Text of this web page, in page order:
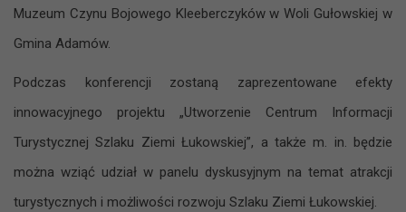
Muzeum Czynu Bojowego Kleeberczyków w Woli Gułowskiej w
Gmina Adamów.
Podczas konferencji zostaną zaprezentowane efekty
innowacyjnego projektu „Utworzenie Centrum Informacji
Turystycznej Szlaku Ziemi Łukowskiej”, a także m. in. będzie
można wziąć udział w panelu dyskusyjnym na temat atrakcji
turystycznych i możliwości rozwoju Szlaku Ziemi Łukowskiej.